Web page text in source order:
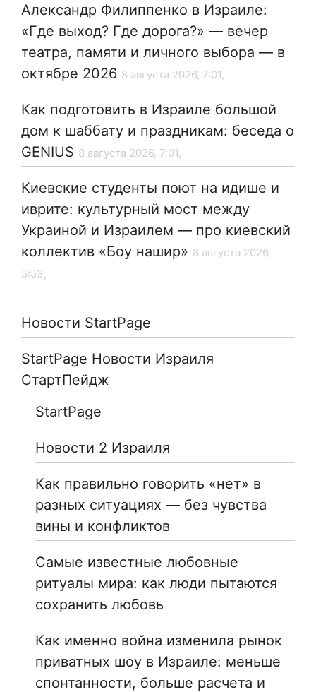
Александр Филиппенко в Израиле:
«Где выход? Где дорога?» — вечер
театра, памяти и личного выбора — в
октябре 2026 8 августа 2026, 7:01,
Как подготовить в Израиле большой
дом к шаббату и праздникам: беседа о
GENIUS 8 августа 2026, 7:01,
Киевские студенты поют на идише и
иврите: культурный мост между
Украиной и Израилем — про киевский
коллектив «Боу нашир» 8 августа 2026,
5:53,
Новости StartPage
StartPage Новости Израиля
СтартПейдж
StartPage
Новости 2 Израиля
Как правильно говорить «нет» в
разных ситуациях — без чувства
вины и конфликтов
Самые известные любовные
ритуалы мира: как люди пытаются
сохранить любовь
Как именно война изменила рынок
приватных шоу в Израиле: меньше
спонтанности, больше расчета и